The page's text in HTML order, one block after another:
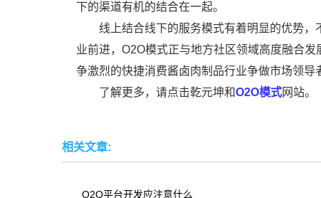
下的渠道有机的结合在一起。
线上结合线下的服务模式有着明显的优势
业前进，O2O模式正与地方社区领域高度融合
争激烈的快捷消费酱卤肉制品行业争做市场领导
了解更多，请点击乾元坤和O2O模式网站。
相关文章:
O2O平台开发应注意什么